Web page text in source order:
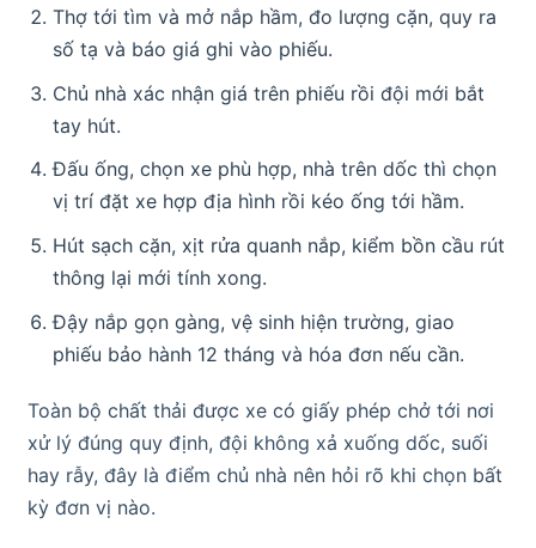
Thợ tới tìm và mở nắp hầm, đo lượng cặn, quy ra
số tạ và báo giá ghi vào phiếu.
Chủ nhà xác nhận giá trên phiếu rồi đội mới bắt
tay hút.
Đấu ống, chọn xe phù hợp, nhà trên dốc thì chọn
vị trí đặt xe hợp địa hình rồi kéo ống tới hầm.
Hút sạch cặn, xịt rửa quanh nắp, kiểm bồn cầu rút
thông lại mới tính xong.
Đậy nắp gọn gàng, vệ sinh hiện trường, giao
phiếu bảo hành 12 tháng và hóa đơn nếu cần.
Toàn bộ chất thải được xe có giấy phép chở tới nơi
xử lý đúng quy định, đội không xả xuống dốc, suối
hay rẫy, đây là điểm chủ nhà nên hỏi rõ khi chọn bất
kỳ đơn vị nào.